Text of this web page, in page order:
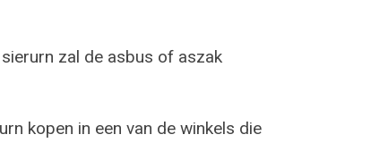
zal de asbus of aszak
kopen in een van de winkels die